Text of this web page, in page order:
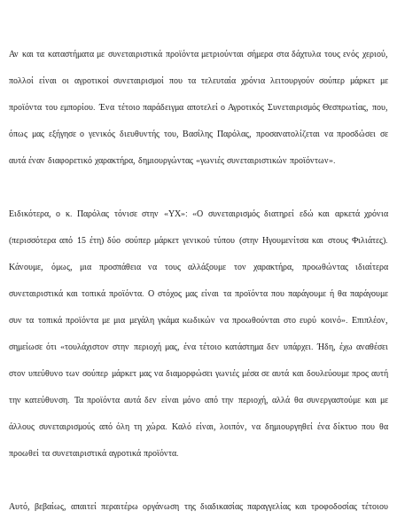
Αν και τα καταστήματα με συνεταιριστικά προϊόντα μετριούνται σήμερα στα δάχτυλα τους ενός χεριού,
πολλοί είναι οι αγροτικοί συνεταιρισμοί που τα τελευταία χρόνια λειτουργούν σούπερ μάρκετ με
προϊόντα του εμπορίου. Ένα τέτοιο παράδειγμα αποτελεί ο Αγροτικός Συνεταιρισμός Θεσπρωτίας, που,
όπως μας εξήγησε ο γενικός διευθυντής του, Βασίλης Παρόλας, προσανατολίζεται να προσδώσει σε
αυτά έναν διαφορετικό χαρακτήρα, δημιουργώντας «γωνιές συνεταιριστικών προϊόντων».
Ειδικότερα, ο κ. Παρόλας τόνισε στην «ΥΧ»: «Ο συνεταιρισμός διατηρεί εδώ και αρκετά χρόνια
(περισσότερα από 15 έτη) δύο σούπερ μάρκετ γενικού τύπου (στην Ηγουμενίτσα και στους Φιλιάτες).
Κάνουμε, όμως, μια προσπάθεια να τους αλλάξουμε τον χαρακτήρα, προωθώντας ιδιαίτερα
συνεταιριστικά και τοπικά προϊόντα. Ο στόχος μας είναι τα προϊόντα που παράγουμε ή θα παράγουμε
συν τα τοπικά προϊόντα με μια μεγάλη γκάμα κωδικών να προωθούνται στο ευρύ κοινό». Επιπλέον,
σημείωσε ότι «τουλάχιστον στην περιοχή μας, ένα τέτοιο κατάστημα δεν υπάρχει. Ήδη, έχω αναθέσει
στον υπεύθυνο των σούπερ μάρκετ μας να διαμορφώσει γωνιές μέσα σε αυτά και δουλεύουμε προς αυτή
την κατεύθυνση. Τα προϊόντα αυτά δεν είναι μόνο από την περιοχή, αλλά θα συνεργαστούμε και με
άλλους συνεταιρισμούς από όλη τη χώρα. Καλό είναι, λοιπόν, να δημιουργηθεί ένα δίκτυο που θα
προωθεί τα συνεταιριστικά αγροτικά προϊόντα.
Αυτό, βεβαίως, απαιτεί περαιτέρω οργάνωση της διαδικασίας παραγγελίας και τροφοδοσίας τέτοιου